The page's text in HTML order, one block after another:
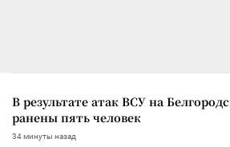
В результате атак ВСУ на
ранены пять человек
34 минуты назад